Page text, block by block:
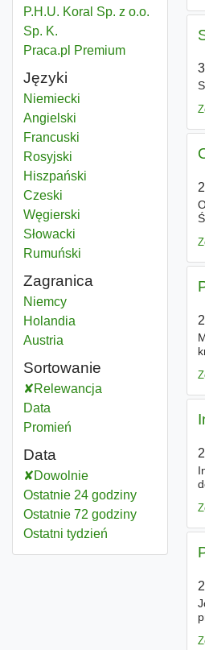
P.H.U. Koral Sp. z o.o.
Sp. K.
Praca.pl Premium
Języki
Niemiecki
Angielski
Francuski
Rosyjski
Hiszpański
Czeski
Węgierski
Słowacki
Rumuński
Zagranica
Niemcy
Holandia
Austria
Sortowanie
Relewancja
Data
Promień
Data
Dowolnie
Ostatnie 24 godziny
Ostatnie 72 godziny
Ostatni tydzień